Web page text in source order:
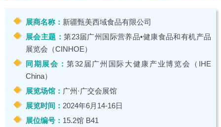
展商名称： 新疆甄美西域食品有限公司
展会主题：第23届广州国际营养品•健康食品和有机产品
展览会（CINHOE）
同期展会：第32届广州国际大健康产业博览会（IHE
China）
展览场馆： 广州·广交会展馆
展览时间： 2024年6月14-16日
展位编号： 15.2馆 B41